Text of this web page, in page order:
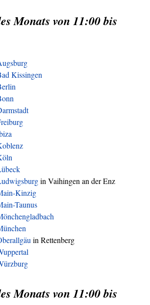
Monats von 11:00 bis
Kissingen
in Vaihingen an der Enz
Kinzig
Taunus
in Rettenberg
Monats von 11:00 bis